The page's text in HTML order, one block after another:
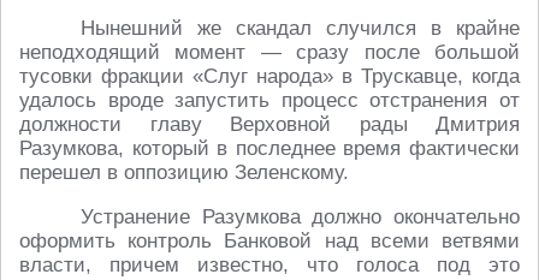
Нынешний же скандал случился в крайне
неподходящий момент ― сразу после большой
тусовки фракции «Слуг народа» в Трускавце, когда
удалось вроде запустить процесс отстранения от
должности главу Верховной рады Дмитрия
Разумкова, который в последнее время фактически
перешел в оппозицию Зеленскому.
Устранение Разумкова должно окончательно
оформить контроль Банковой над всеми ветвями
власти, причем известно, что голоса под это